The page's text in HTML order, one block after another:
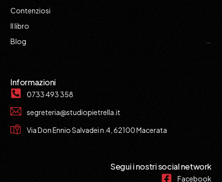
Contenziosi
Il libro
Blog
Informazioni
0733 493 358
segreteria@studiopietrella.it
Via Don Ennio Salvadei n.4, 62100 Macerata
Segui i nostri social network
Facebook